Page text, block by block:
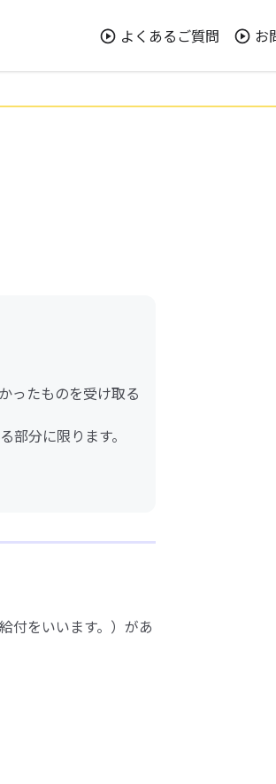
よくあるご質問 お
ったものを受け取る
分に限ります。
付をいいます。）があ